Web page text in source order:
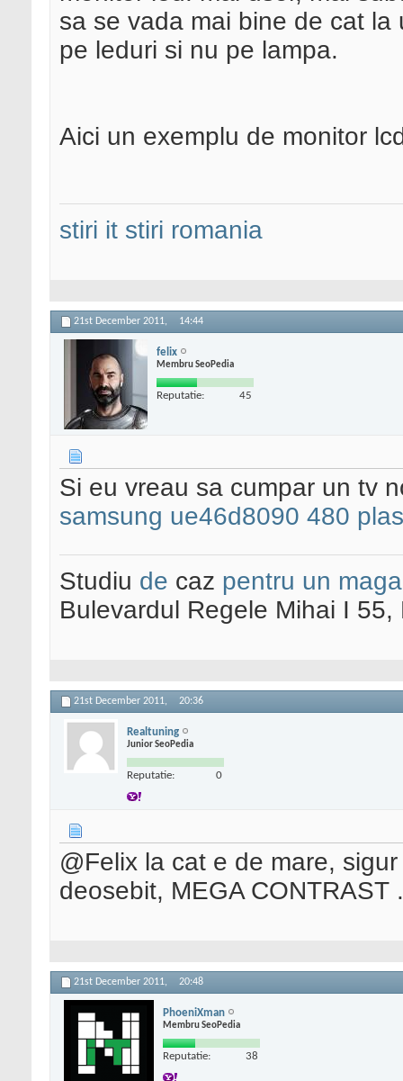
sa se vada mai bine de cat
pe leduri si nu pe lampa.
Aici un exemplu de monitor
stiri it stiri romania
21st December 2011, 14:44
felix
Membru SeoPedia
Reputatie: 45
Si eu vreau sa cumpar un tv
samsung ue46d8090 480
Studiu de caz pentru un
Bulevardul Regele Mihai I
21st December 2011, 20:36
Realtuning
Junior SeoPedia
Reputatie: 0
@Felix la cat e de mare,
deosebit, MEGA
21st December 2011, 20:48
PhoeniXman
Membru SeoPedia
Reputatie: 38